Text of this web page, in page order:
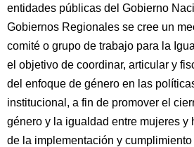
entidades públicas del Gobierno
Gobiernos Regionales se cree un
comité o grupo de trabajo para la
el objetivo de coordinar, articular y
del enfoque de género en las
institucional, a fin de promover el
género y la igualdad entre mujeres y
de la implementación y